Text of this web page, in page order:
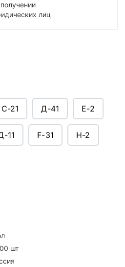
C-21 Д-41 Е-2
11 F-31 H-2
шт
лиц